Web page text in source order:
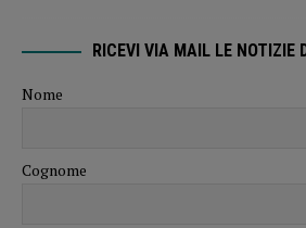
RICEVI VIA MAIL LE NOTIZIE
Nome
Cognome